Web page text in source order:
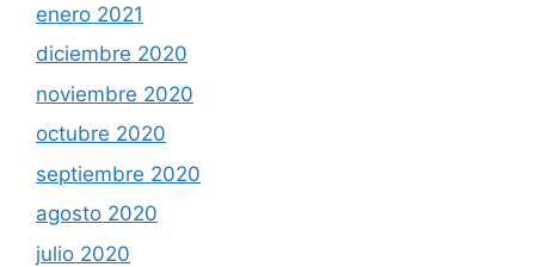
enero 2021
diciembre 2020
noviembre 2020
octubre 2020
septiembre 2020
agosto 2020
julio 2020